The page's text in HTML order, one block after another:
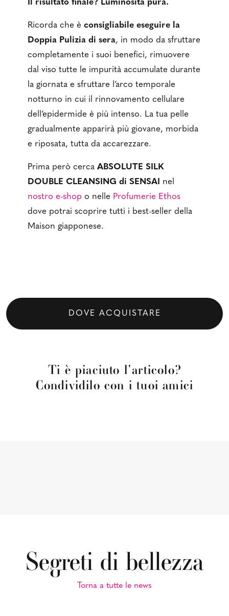
Il risultato finale? Luminosità pura.
Ricorda che èconsigliabile eseguire la
Doppia Pulizia di sera, in modo da sfruttare
completamente i suoi benefici, rimuovere
dal viso tutte le impurità accumulate durante
la giornata e sfruttare l’arco temporale
notturno in cui il rinnovamento cellulare
dell’epidermide è più intenso. La tua pelle
gradualmente apparirà più giovane, morbida
e riposata, tutta da accarezzare.
Prima però cercaABSOLUTE SILK
DOUBLE CLEANSING di SENSAI
nel
nostro e-shop o nelle Profumerie Ethos
dove potrai scoprire tutti i best-seller della
Maison giapponese.
DOVE ACQUISTARE
Ti è piaciuto l'articolo?
Condividilo con i tuoi amici
Segreti di bellezza
Torna a tutte le news